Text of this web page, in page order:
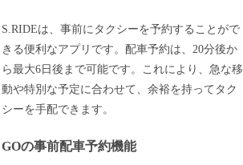
S.RIDEは、事前にタクシーを予約することがで
きる便利なアプリです。配車予約は、20分後か
ら最大6日後まで可能です。これにより、急な移
動や特別な予定に合わせて、余裕を持ってタク
シーを手配できます。
GOの事前配車予約機能